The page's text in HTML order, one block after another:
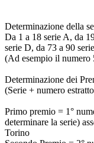
Determinazione della
Da 1 a 18 serie A, da
serie D, da 73 a 90
(Ad esempio il numero
Determinazione dei
(Serie + numero
Primo premio = 1°
determinare la serie)
Torino